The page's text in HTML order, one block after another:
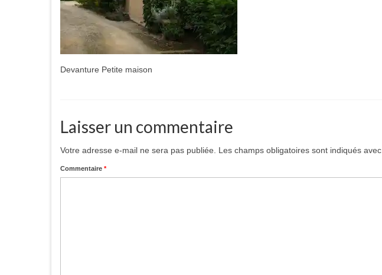
Devanture Petite maison
Laisser un commentaire
Votre adresse e-mail ne sera pas publiée. Les champs obligatoires sont indiqués avec
Commentaire *